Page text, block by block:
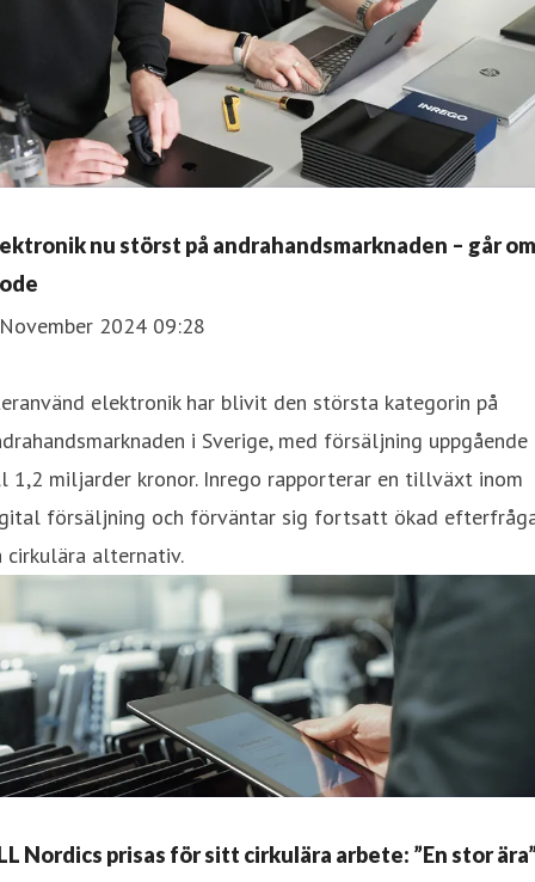
nu störst på andrahandsmarknaden – går om
2024 09:28
elektronik har blivit den största kategorin på
i Sverige, med försäljning uppgående
1,2 miljarder kronor. Inrego rapporterar en tillväxt inom
försäljning och förväntar sig fortsatt ökad
cirkulära alternativ.
Nordics prisas för sitt cirkulära arbete: ”En stor